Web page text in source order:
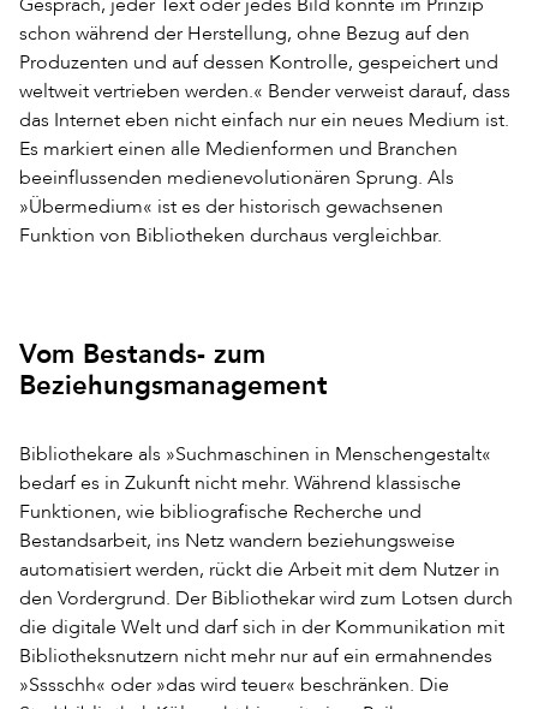
schon während der Herstellung, ohne Bezug auf den
Produzenten und auf dessen Kontrolle, gespeichert und
weltweit vertrieben werden.« Bender verweist darauf, dass
das Internet eben nicht einfach nur ein neues Medium ist.
Es markiert einen alle Medienformen und Branchen
beeinflussenden medienevolutionären Sprung. Als
»Übermedium« ist es der historisch gewachsenen
Funktion von Bibliotheken durchaus vergleichbar.
Vom Bestands- zum
Beziehungsmanagement
Bibliothekare als »Suchmaschinen in Menschengestalt«
bedarf es in Zukunft nicht mehr. Während klassische
Funktionen, wie bibliografische Recherche und
Bestandsarbeit, ins Netz wandern beziehungsweise
automatisiert werden, rückt die Arbeit mit dem Nutzer in
den Vordergrund. Der Bibliothekar wird zum Lotsen durch
die digitale Welt und darf sich in der Kommunikation mit
Bibliotheksnutzern nicht mehr nur auf ein ermahnendes
»Sssschh« oder »das wird teuer« beschränken. Die